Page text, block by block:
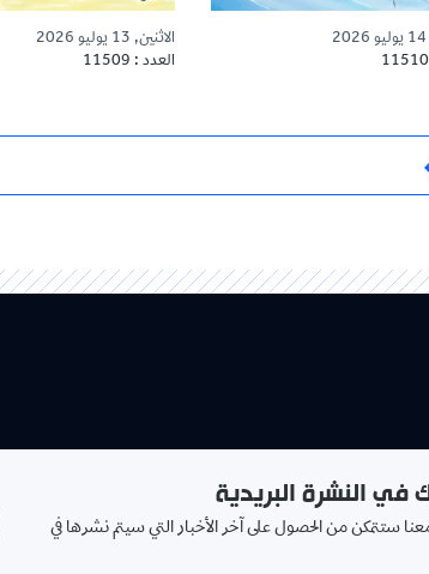
الاثنين, 13 يوليو 2026
العدد : 11509
في النشرة البريدية
ستتمكن من الحصول على آخر الأخبار التي سيتم نشرها في